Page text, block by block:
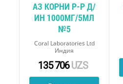
АЗ КОРНИ Р-Р Д/
ИН 1000МГ/5МЛ
№5
Coral Laboratories Ltd
Индия
135 706UZS